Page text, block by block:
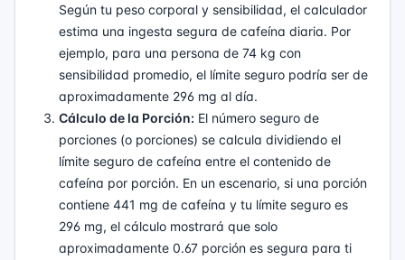
Según tu peso corporal y sensibilidad, el calculador
estima una ingesta segura de cafeína diaria. Por
ejemplo, para una persona de 74 kg con
sensibilidad promedio, el límite seguro podría ser de
aproximadamente 296 mg al día.
Cálculo de la Porción: El número seguro de
porciones (o porciones) se calcula dividiendo el
límite seguro de cafeína entre el contenido de
cafeína por porción. En un escenario, si una porción
contiene 441 mg de cafeína y tu límite seguro es
296 mg, el cálculo mostrará que solo
aproximadamente 0.67 porción es segura para ti